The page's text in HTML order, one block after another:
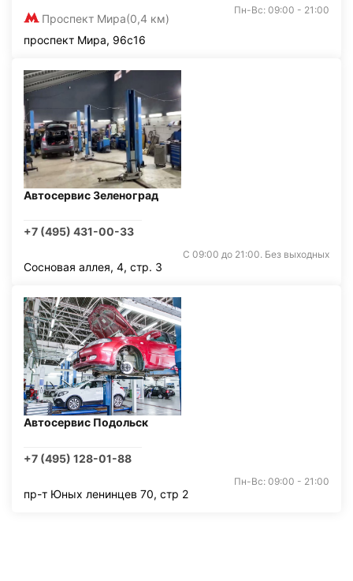
Проспект Мира(0,4 км)
Пн-Вс: 09:00 - 21:00
проспект Мира, 96с16
Автосервис Зеленоград
+7 (495) 431-00-33
С 09:00 до 21:00. Без выходных
Сосновая аллея, 4, стр. 3
Автосервис Подольск
+7 (495) 128-01-88
Пн-Вс: 09:00 - 21:00
пр-т Юных ленинцев 70, стр 2